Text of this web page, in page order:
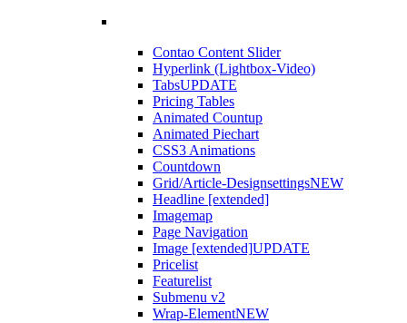
Contao Content Slider
Hyperlink (Lightbox-Video)
TabsUPDATE
Pricing Tables
Animated Countup
Animated Piechart
CSS3 Animations
Countdown
Grid/Article-DesignsettingsNEW
Headline [extended]
Imagemap
Page Navigation
Image [extended]UPDATE
Pricelist
Featurelist
Submenu v2
Wrap-ElementNEW